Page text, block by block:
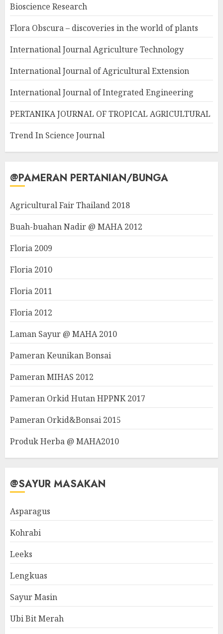
Bioscience Research
Flora Obscura – discoveries in the world of plants
International Journal Agriculture Technology
International Journal of Agricultural Extension
International Journal of Integrated Engineering
PERTANIKA JOURNAL OF TROPICAL AGRICULTURAL
Trend In Science Journal
@PAMERAN PERTANIAN/BUNGA
Agricultural Fair Thailand 2018
Buah-buahan Nadir @ MAHA 2012
Floria 2009
Floria 2010
Floria 2011
Floria 2012
Laman Sayur @ MAHA 2010
Pameran Keunikan Bonsai
Pameran MIHAS 2012
Pameran Orkid Hutan HPPNK 2017
Pameran Orkid&Bonsai 2015
Produk Herba @ MAHA2010
@SAYUR MASAKAN
Asparagus
Kohrabi
Leeks
Lengkuas
Sayur Masin
Ubi Bit Merah